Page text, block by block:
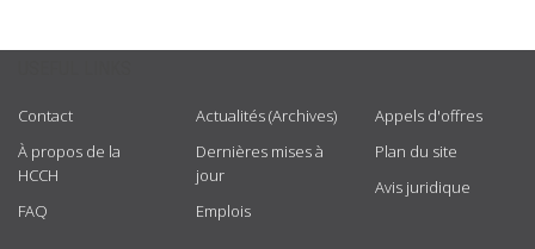
Contact
À propos de la
HCCH
FAQ
Actualités (Archives)
Dernières mises à
jour
Emplois
Appels d'offres
Plan du site
Avis juridique